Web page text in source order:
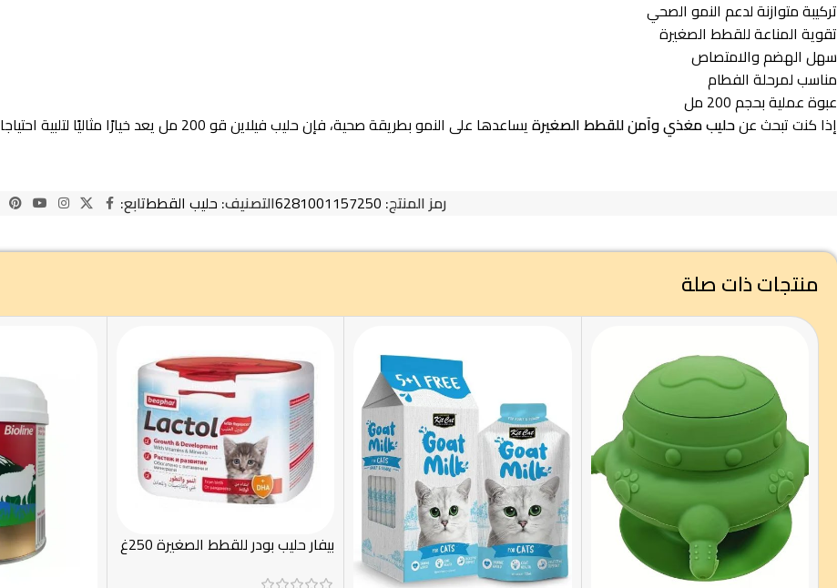
تركيبة متوازنة لدعم النمو الصحي
تقوية المناعة للقطط الصغيرة
سهل الهضم والامتصاص
مناسب لمرحلة الفطام
عبوة عملية بحجم 200 مل
إذا كنت تبحث عنحليب مغذي وآمن للقطط الصغيرةيساعدها على النمو بطريقة صحية، فإن حليب فيلاين قو 200 مل يعد خيارًا مثاليًا لتلبية احتياجات قطتك اليومية.
رمز المنتج: 6281001157250التصنيف: حليب القططتابع:
منتجات ذات صلة
بيفار حليب بودر للقطط الصغيرة 250غ